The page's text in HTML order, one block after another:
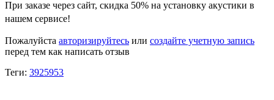
При заказе через сайт, скидка 50% на установку акустики в
нашем сервисе!
Пожалуйста авторизируйтесь или создайте учетную запись
перед тем как написать отзыв
Теги: 3925953